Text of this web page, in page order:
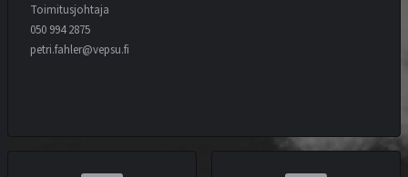
Toimitusjohtaja
050 994 2875
petri.fahler@vepsu.fi